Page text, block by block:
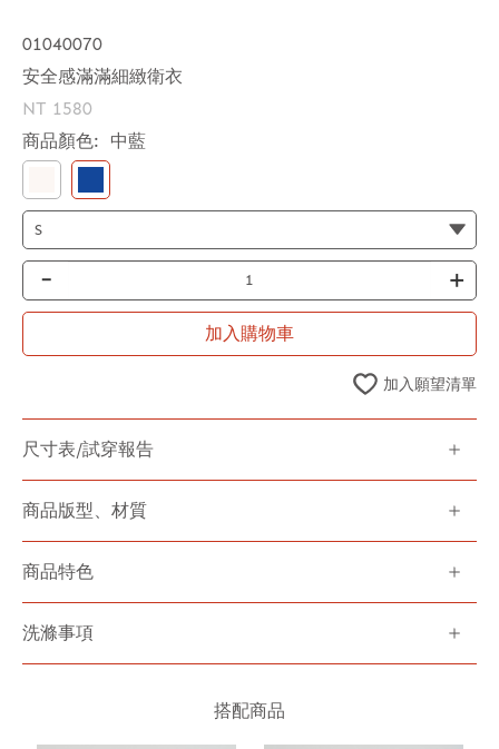
01040070
安全感滿滿細緻衛衣
NT 1580
商品顏色:
中藍
- +
加入購物車
加入願望清單
尺寸表/試穿報告
商品版型、材質
商品特色
洗滌事項
搭配商品